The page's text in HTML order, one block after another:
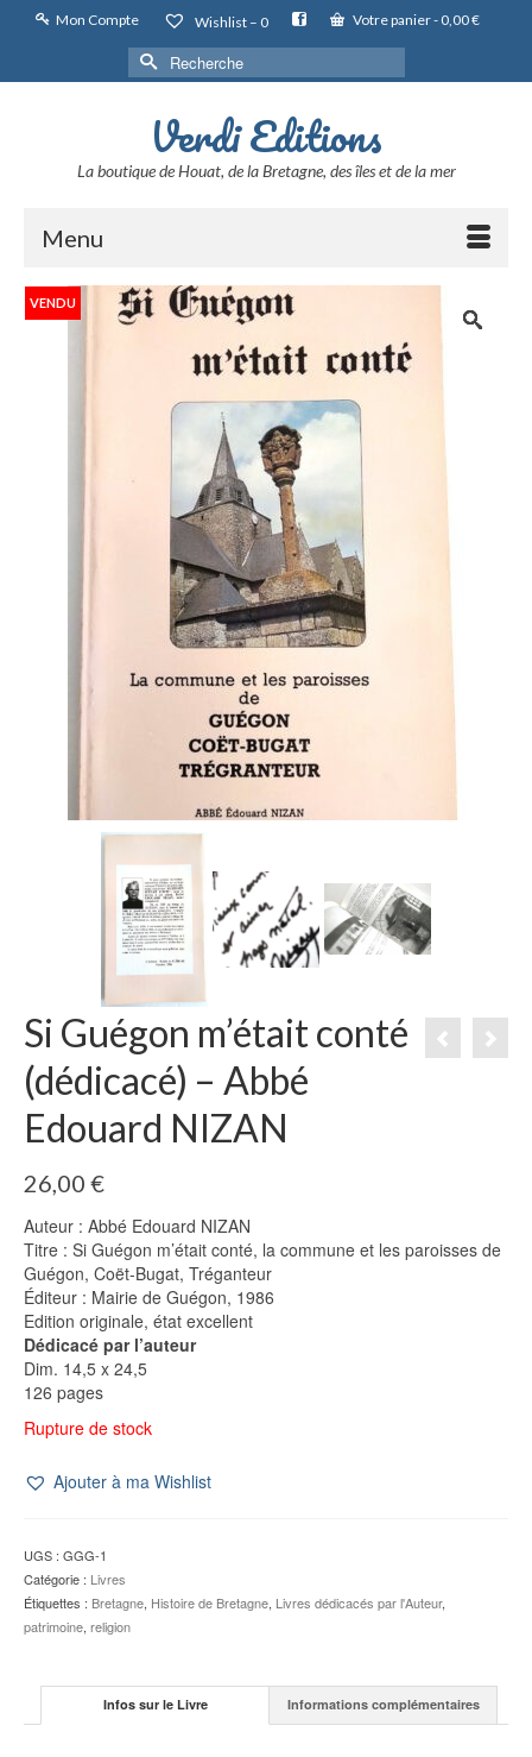
Mon Compte Wishlist – 0 Votre panier- 0,00€
Rechercher :
Verdi Editions
La boutique de Houat, de la Bretagne, des îles et de la mer
Menu
VENDU
Si Guégon m’était conté
(dédicacé) – Abbé
Edouard NIZAN
26,00 €
Auteur : Abbé Edouard NIZAN
Titre : Si Guégon m’était conté, la commune et les paroisses de
Guégon, Coët-Bugat, Tréganteur
Éditeur : Mairie de Guégon, 1986
Edition originale, état excellent
Dédicacé par l’auteur
Dim. 14,5 x 24,5
126 pages
Rupture de stock
Ajouter à ma Wishlist
UGS : GGG-1
Catégorie : Livres
Étiquettes : Bretagne, Histoire de Bretagne, Livres dédicacés par l'Auteur,
patrimoine, religion
Infos sur le Livre Informations complémentaires